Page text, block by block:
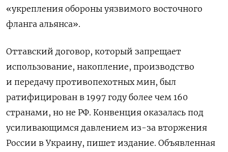
«укрепления обороны уязвимого восточного
фланга альянса».
Оттавский договор, который запрещает
использование, накопление, производство
и передачу противопехотных мин, был
ратифицирован в 1997 году более чем 160
странами, но не РФ. Конвенция оказалась под
усиливающимся давлением из-за вторжения
России в Украину, пишет издание. Объявленная